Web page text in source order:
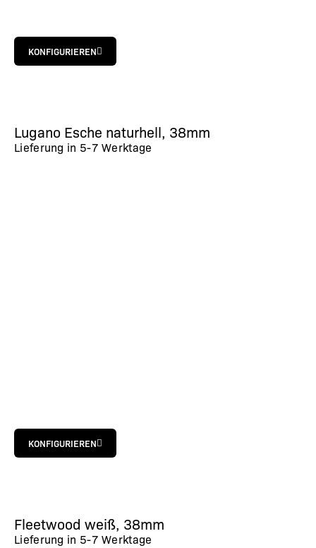
KONFIGURIEREN
Lugano Esche naturhell, 38mm
Lieferung in 5-7 Werktage
KONFIGURIEREN
Fleetwood weiß, 38mm
Lieferung in 5-7 Werktage